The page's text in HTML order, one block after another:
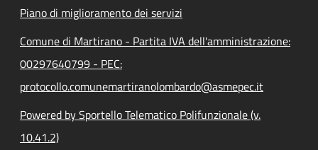
Piano di miglioramento dei servizi
Comune di Martirano - Partita IVA dell'amministrazione:
00297640799 - PEC:
protocollo.comunemartiranolombardo@asmepec.it
Powered by Sportello Telematico Polifunzionale (v.
10.41.2)